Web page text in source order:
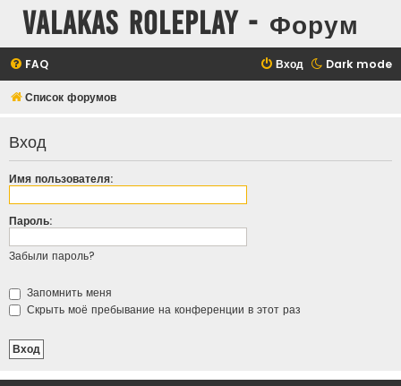
Valakas Roleplay - Форум
Dark mode
FAQ Вход
Список форумов
Вход
Имя пользователя:
Пароль:
Забыли пароль?
Запомнить меня
Скрыть моё пребывание на конференции в этот раз